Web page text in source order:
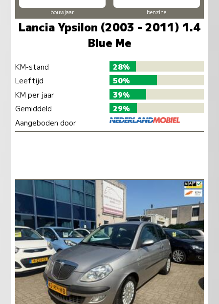
bouwjaar benzine
Lancia Ypsilon (2003 - 2011) 1.4
Blue Me
KM-stand
28%
Leeftijd
50%
KM per jaar
39%
Gemiddeld
29%
Aangeboden door